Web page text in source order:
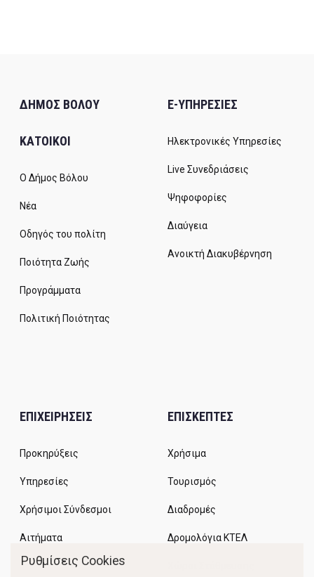
ΔΗΜΟΣ ΒΟΛΟΥ
ΚΑΤΟΙΚΟΙ
Ο Δήμος Βόλου
Νέα
Οδηγός του πολίτη
Ποιότητα Ζωής
Προγράμματα
Πολιτική Ποιότητας
E-ΥΠΗΡΕΣΙΕΣ
Ηλεκτρονικές Υπηρεσίες
Live Συνεδριάσεις
Ψηφοφορίες
Διαύγεια
Ανοικτή Διακυβέρνηση
ΕΠΙΧΕΙΡΗΣΕΙΣ
Προκηρύξεις
Υπηρεσίες
Χρήσιμοι Σύνδεσμοι
Αιτήματα
ΕΠΙΣΚΕΠΤΕΣ
Χρήσιμα
Τουρισμός
Διαδρομές
Δρομολόγια ΚΤΕΛ
Ρυθμίσεις Cookies